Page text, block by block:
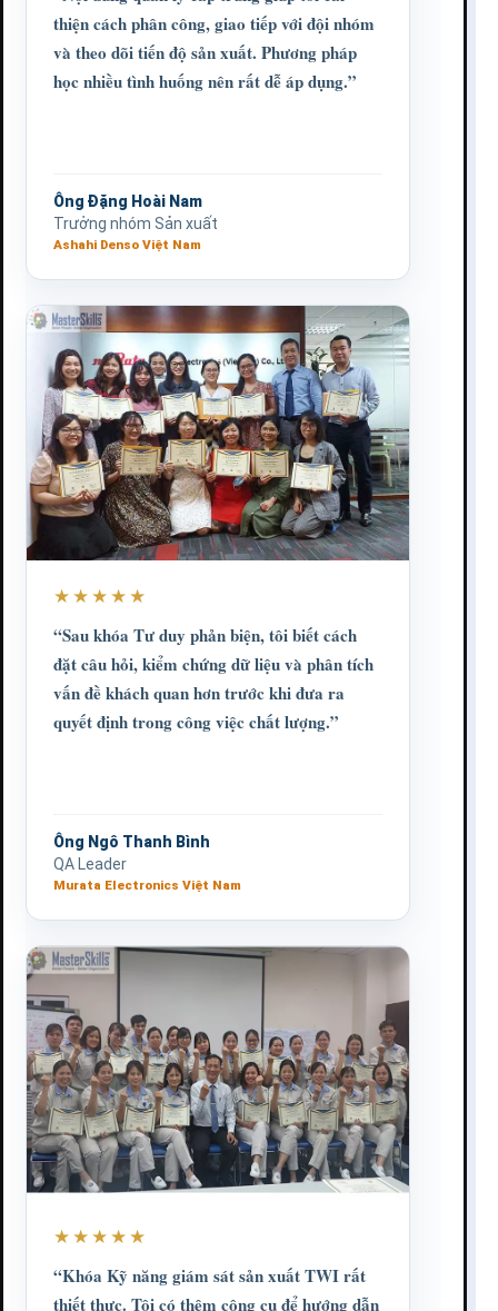
thiện cách phân công, giao tiếp với đội nhóm
và theo dõi tiến độ sản xuất. Phương pháp
học nhiều tình huống nên rất dễ áp dụng.”
Ông Đặng Hoài Nam
Trưởng nhóm Sản xuất
Ashahi Denso Việt Nam
★★★★★
“Sau khóa Tư duy phản biện, tôi biết cách
đặt câu hỏi, kiểm chứng dữ liệu và phân tích
vấn đề khách quan hơn trước khi đưa ra
quyết định trong công việc chất lượng.”
Ông Ngô Thanh Bình
QA Leader
Murata Electronics Việt Nam
★★★★★
“Khóa Kỹ năng giám sát sản xuất TWI rất
thiết thực. Tôi có thêm công cụ để hướng dẫn